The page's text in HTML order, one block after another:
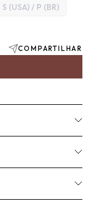
S (USA) / P (BR)
COMPARTILHAR